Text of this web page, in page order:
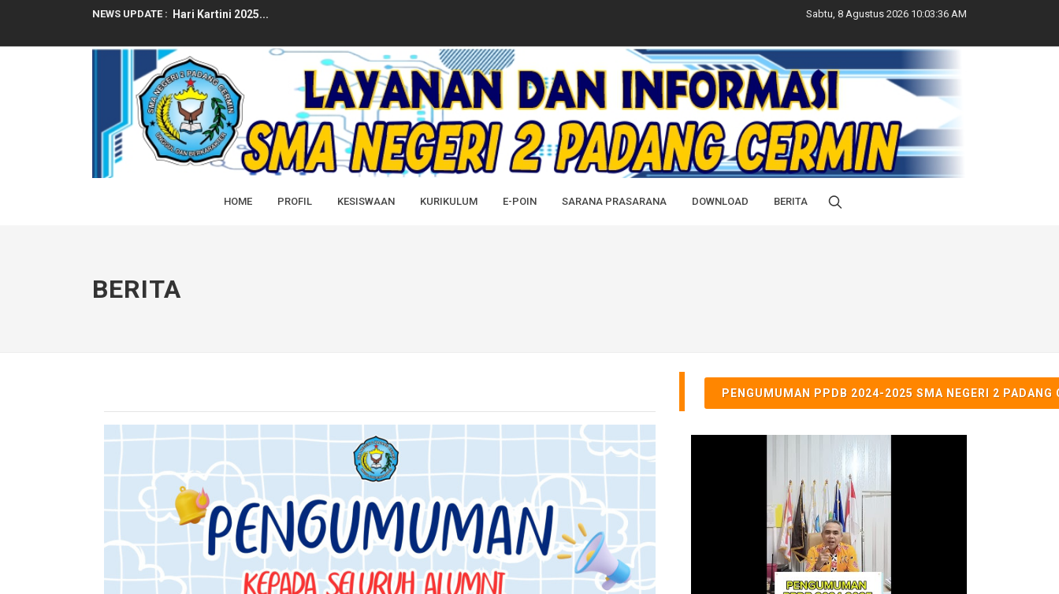
NEWS UPDATE : Hari Kartini 2025...
RAMADHAN 1446H 2025M SMAN2 PADANG CERMIN...
PENGUMUMAN PENGAMBILAN IJAZAH SEMUA ALUMNI SMAN 2 PADANG CER...
Ucapan Selamat dari Kepala SMAN 2 Padang Cermin atas Pelanti...
Selamat Dan Sukses Atas Prestasi Yang diraih Dalam Kejuaraan...
LATIHAN DASAR KEPEMIMPINAN (LDK) SMAN 2 PADANG CERMIN TAHUN ...
SELAMAT DAN SUKSES ATAS DITERIMANYA SEBAGAI APARATUR SIPIL P...
Sabtu, 8 Agustus 2026 10:03:37 AM
HOME PROFIL KESISWAAN KURIKULUM E-POIN SARANA PRASARANA DOWNLOAD BERITA
BERITA
PENGUMUMAN PPDB 2024-2025 SMA NEGERI 2 PADANG